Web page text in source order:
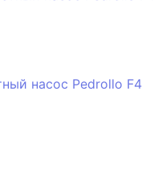
насос Pedrollo F4